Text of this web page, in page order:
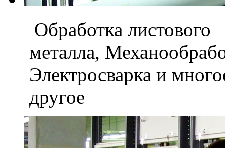
Обработка листового
металла,
Электросварка и
другое